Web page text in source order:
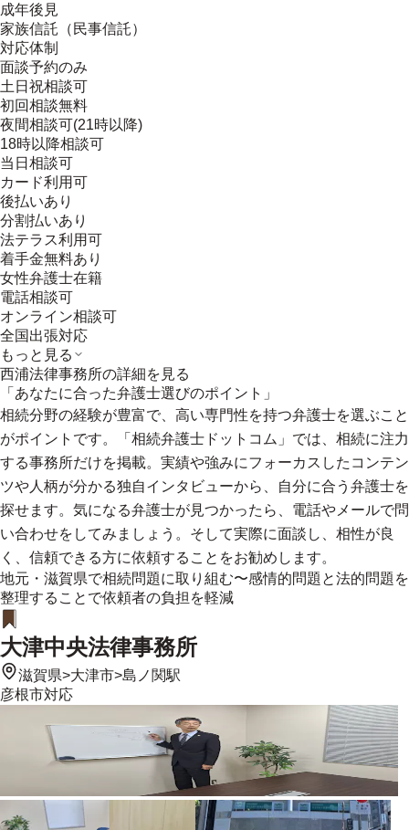
成年後見
家族信託（民事信託）
対応体制
面談予約のみ
土日祝相談可
初回相談無料
夜間相談可(21時以降)
18時以降相談可
当日相談可
カード利用可
後払いあり
分割払いあり
法テラス利用可
着手金無料あり
女性弁護士在籍
電話相談可
オンライン相談可
全国出張対応
もっと見る
西浦法律事務所の詳細を見る
「あなたに合った弁護士選びのポイント」
相続分野の経験が豊富で、高い専門性を持つ弁護士を選ぶこと
がポイントです。「相続弁護士ドットコム」では、相続に注力
する事務所だけを掲載。実績や強みにフォーカスしたコンテン
ツや人柄が分かる独自インタビューから、自分に合う弁護士を
探せます。気になる弁護士が見つかったら、電話やメールで問
い合わせをしてみましょう。そして実際に面談し、相性が良
く、信頼できる方に依頼することをお勧めします。
地元・滋賀県で相続問題に取り組む〜感情的問題と法的問題を
整理することで依頼者の負担を軽減
大津中央法律事務所
滋賀県>大津市>島ノ関駅
彦根市対応